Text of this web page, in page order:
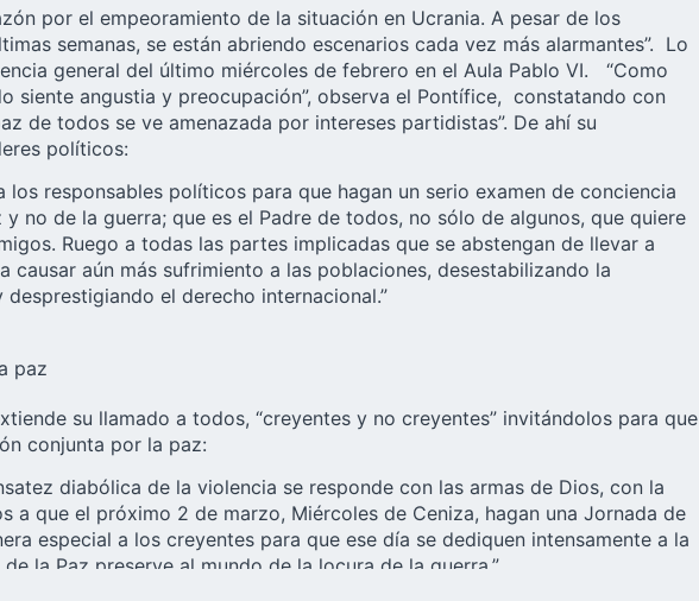
por el empeoramiento de la situación en Ucrania. A pesar de los
semanas, se están abriendo escenarios cada vez más alarmantes”. Lo
general del último miércoles de febrero en el Aula Pablo VI. “Como
siente angustia y preocupación”, observa el Pontífice, constatando con
de todos se ve amenazada por intereses partidistas”. De ahí su
políticos:
los responsables políticos para que hagan un serio examen de conciencia
no de la guerra; que es el Padre de todos, no sólo de algunos, que quiere
Ruego a todas las partes implicadas que se abstengan de llevar a
causar aún más sufrimiento a las poblaciones, desestabilizando la
el derecho internacional.”
paz
su llamado a todos, “creyentes y no creyentes” invitándolos para que
conjunta por la paz:
diabólica de la violencia se responde con las armas de Dios, con la
a que el próximo 2 de marzo, Miércoles de Ceniza, hagan una Jornada de
especial a los creyentes para que ese día se dediquen intensamente a la
la Paz preserve al mundo de la locura de la guerra.”